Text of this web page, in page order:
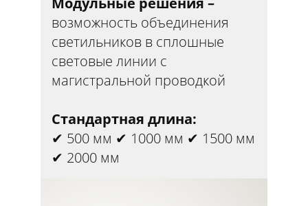
возможность объединения
светильников в сплошные
световые линии с
магистральной проводкой
Стандартная длина:
✔ 500 мм ✔ 1000 мм ✔ 1500 мм
✔ 2000 мм